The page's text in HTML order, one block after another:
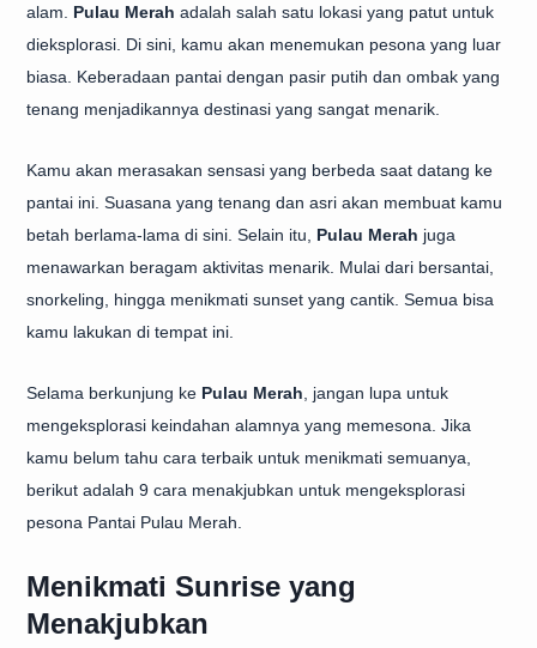
alam. Pulau Merah adalah salah satu lokasi yang patut untuk
dieksplorasi. Di sini, kamu akan menemukan pesona yang luar
biasa. Keberadaan pantai dengan pasir putih dan ombak yang
tenang menjadikannya destinasi yang sangat menarik.
Kamu akan merasakan sensasi yang berbeda saat datang ke
pantai ini. Suasana yang tenang dan asri akan membuat kamu
betah berlama-lama di sini. Selain itu, Pulau Merah juga
menawarkan beragam aktivitas menarik. Mulai dari bersantai,
snorkeling, hingga menikmati sunset yang cantik. Semua bisa
kamu lakukan di tempat ini.
Selama berkunjung ke Pulau Merah , jangan lupa untuk
mengeksplorasi keindahan alamnya yang memesona. Jika
kamu belum tahu cara terbaik untuk menikmati semuanya,
berikut adalah 9 cara menakjubkan untuk mengeksplorasi
pesona Pantai Pulau Merah.
Menikmati Sunrise yang
Menakjubkan